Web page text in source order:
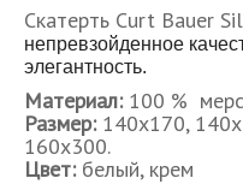
Скатерть Curt Bauer
непревзойденное
элегантность.
Материал:100 %
Размер:140х170,
160х300.
Цвет:белый, крем